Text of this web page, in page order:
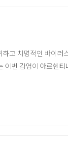
고 치명적인 바이러
이번 감염이 아르헨